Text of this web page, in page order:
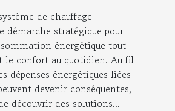
de chauffage
démarche stratégique pour
énergétique tout
le confort au quotidien. Au fil
dépenses énergétiques liées
devenir conséquentes,
découvrir des solutions...